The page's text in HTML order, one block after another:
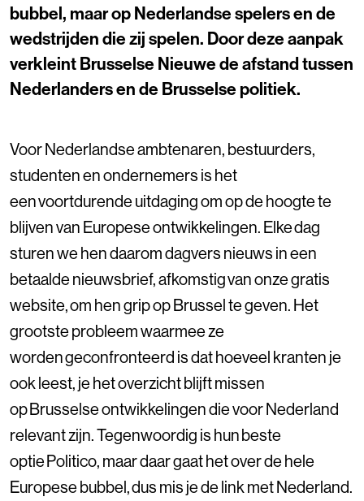
bubbel, maar op Nederlandse spelers en de
wedstrijden die zij spelen. Door deze aanpak
verkleint Brusselse Nieuwe de afstand tussen
Nederlanders en de Brusselse politiek.
Voor Nederlandse ambtenaren, bestuurders,
studenten en ondernemers is het
een voortdurende uitdaging om op de hoogte te
blijven van Europese ontwikkelingen. Elke dag
sturen we hen daarom dagvers nieuws in een
betaalde nieuwsbrief, afkomstig van onze gratis
website, om hen grip op Brussel te geven. Het
grootste probleem waarmee ze
worden geconfronteerd is dat hoeveel kranten je
ook leest, je het overzicht blijft missen
op Brusselse ontwikkelingen die voor Nederland
relevant zijn. Tegenwoordig is hun beste
optie Politico, maar daar gaat het over de hele
Europese bubbel, dus mis je de link met Nederland.